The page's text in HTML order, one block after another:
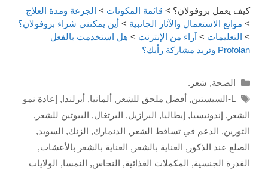
كيف يعمل بروفولان؟ > قائمة المكونات > الجرعة ومدة العلاج
> موانع الاستعمال والآثار الجانبية > أين يمكنني شراء بروفولان؟
> التعليمات > آراء من الإنترنت > هل استخدمت بالفعل
Profolan وتريد مشاركة رأيك؟
Categories
الصحة, شعر.
TagsL-السيستين , أفضل ملحق للشعر , ألمانيا, أيرلندا, إعادة نمو
الشعر , إندونيسيا, إيطاليا, البرازيل, البرتغال, البيوتين للشعر ,
التورين, الدعم في تساقط الشعر , الدنمارك, الزنك, السويد,
الصلع عند الذكور , العناية بالشعر , العناية بالشعر بالأعشاب,
القدرة الجنسية, المكملات الغذائية, النحاس, النمسا, الولايات